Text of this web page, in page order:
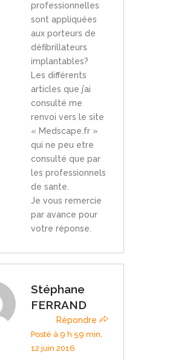
professionnelles
sont appliquées
aux porteurs de
défibrillateurs
implantables?
Les différents
articles que j’ai
consulté me
renvoi vers le site
« Medscape.fr »
qui ne peu etre
consulté que par
les professionnels
de sante.
Je vous remercie
par avance pour
votre réponse.
Stéphane
FERRAND
Répondre
Posté à 9 h 59 min,
12 juin 2016